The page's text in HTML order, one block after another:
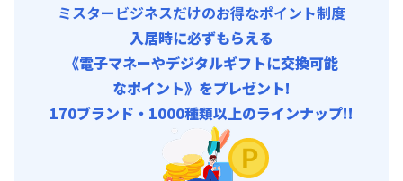
ミスタービジネスだけのお得なポイント制度
入居時に必ずもらえる
《電子マネーやデジタルギフトに交換可能
なポイント》をプレゼント!
170ブランド・1000種類以上のラインナップ!!